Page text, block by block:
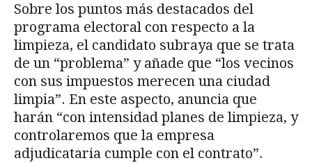
Sobre los puntos más destacados del
programa electoral con respecto a la
limpieza, el candidato subraya que se trata
de un “problema” y añade que “los vecinos
con sus impuestos merecen una ciudad
limpia”. En este aspecto, anuncia que
harán “con intensidad planes de limpieza, y
controlaremos que la empresa
adjudicataria cumple con el contrato”.